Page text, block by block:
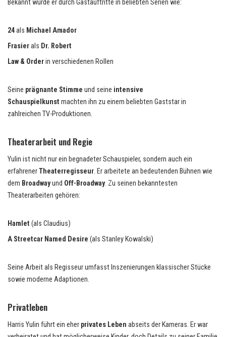
Bekannt wurde er durch Gastauftritte in beliebten Serien wie:
24als Michael Amador
Frasierals Dr. Robert
Law & Orderin verschiedenen Rollen
Seine prägnante Stimme und seine intensive
Schauspielkunst machten ihn zu einem beliebten Gaststar in
zahlreichen TV-Produktionen.
Theaterarbeit und Regie
Yulin ist nicht nur ein begnadeter Schauspieler, sondern auch ein
erfahrenerTheaterregisseur. Er arbeitete an bedeutenden Bühnen wie
dem Broadwayund Off-Broadway. Zu seinen bekanntesten
Theaterarbeiten gehören:
Hamlet (als Claudius)
A Streetcar Named Desire (als Stanley Kowalski)
Seine Arbeit als Regisseur umfasst Inszenierungen klassischer Stücke
sowie moderne Adaptionen.
Privatleben
Harris Yulin führt ein eher privates Leben abseits der Kameras. Er war